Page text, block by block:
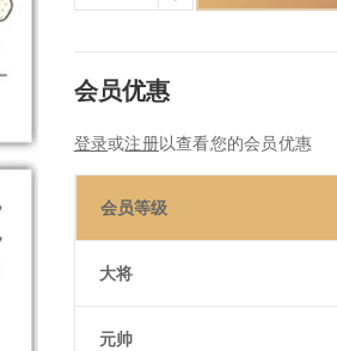
会员优惠
登录或注册以查看您的会员优惠
会员等级
大将
元帅